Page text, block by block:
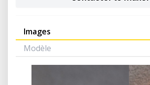
Images
Modèle